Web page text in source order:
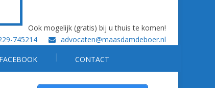
Ook mogelijk (gratis) bij u thuis te komen!
745214
advocaten@maasdamdeboer.nl
FACEBOOK CONTACT